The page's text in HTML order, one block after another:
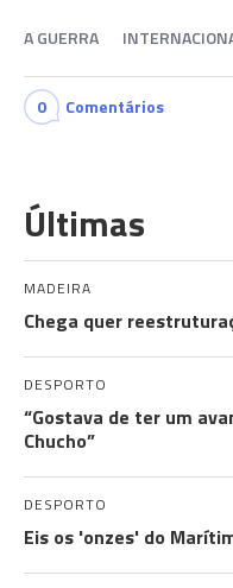
A GUERRA
0 Comentários
Últimas
MADEIRA
Chega quer
DESPORTO
“Gostava de ter um
Chucho”
DESPORTO
Eis os 'onzes' do